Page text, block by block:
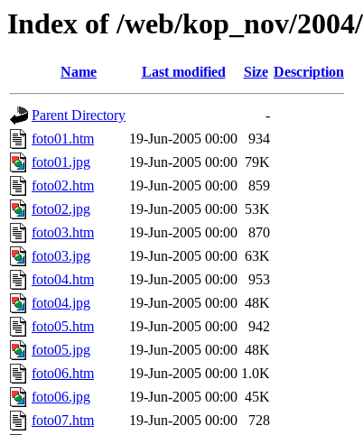
Index of /web/kop_nov/
Name Last modified Size Description
Parent Directory
-
foto01.htm
19-Jun-2005 00:00
934
foto01.jpg
19-Jun-2005 00:00 79K
foto02.htm
19-Jun-2005 00:00
859
foto02.jpg
19-Jun-2005 00:00 53K
foto03.htm
19-Jun-2005 00:00
870
foto03.jpg
19-Jun-2005 00:00 63K
foto04.htm
19-Jun-2005 00:00
953
foto04.jpg
19-Jun-2005 00:00 48K
foto05.htm
19-Jun-2005 00:00
942
foto05.jpg
19-Jun-2005 00:00 48K
foto06.htm
19-Jun-2005 00:00 1.0K
foto06.jpg
19-Jun-2005 00:00 45K
foto07.htm
19-Jun-2005 00:00
728